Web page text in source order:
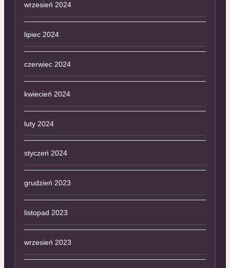
wrzesień 2024
lipiec 2024
czerwiec 2024
kwiecień 2024
luty 2024
styczeń 2024
grudzień 2023
listopad 2023
wrzesień 2023